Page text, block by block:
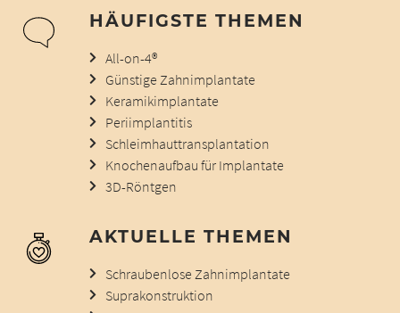
HÄUFIGSTE THEMEN
All-on-4®
Günstige Zahnimplantate
Keramikimplantate
Periimplantitis
Schleimhauttransplantation
Knochenaufbau für Implantate
3D-Röntgen
AKTUELLE THEMEN
Schraubenlose Zahnimplantate
Suprakonstruktion